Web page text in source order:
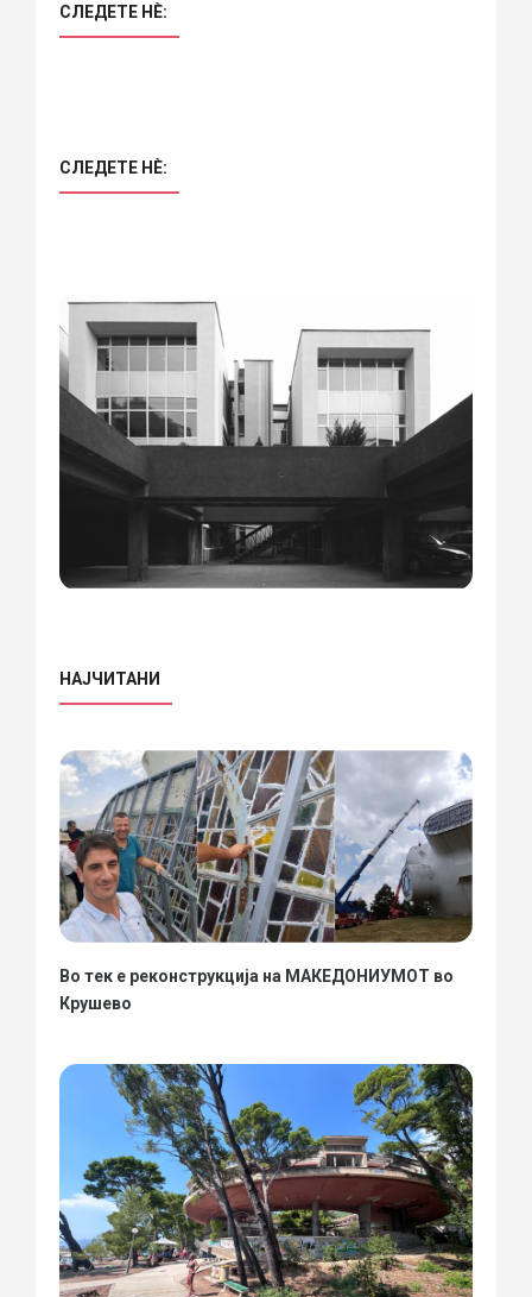
СЛЕДЕТЕ НÈ:
СЛЕДЕТЕ НÈ:
НАЈЧИТАНИ
Во тек е реконструкција на МАКЕДОНИУМОТ во
Крушево